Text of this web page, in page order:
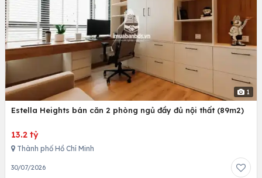
1
Estella Heights bán căn 2 phòng ngủ đầy đủ nội thất (89m2)
13.2 tỷ
Thành phố Hồ Chí Minh
30/07/2026